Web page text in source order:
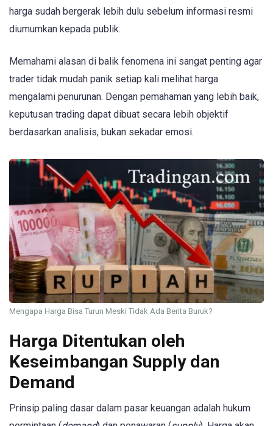
harga sudah bergerak lebih dulu sebelum informasi resmi
diumumkan kepada publik.
Memahami alasan di balik fenomena ini sangat penting agar
trader tidak mudah panik setiap kali melihat harga
mengalami penurunan. Dengan pemahaman yang lebih baik,
keputusan trading dapat dibuat secara lebih objektif
berdasarkan analisis, bukan sekadar emosi.
Mengapa Harga Bisa Turun Meski Tidak Ada Berita Buruk?
Harga Ditentukan oleh
Keseimbangan Supply dan
Demand
Prinsip paling dasar dalam pasar keuangan adalah hukum